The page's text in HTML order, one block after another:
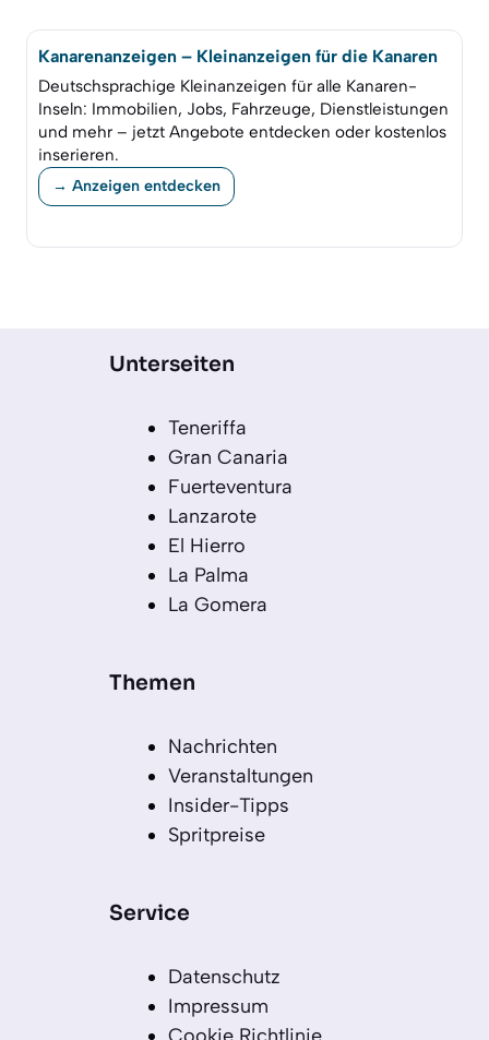
Kanarenanzeigen – Kleinanzeigen für die Kanaren
Deutschsprachige Kleinanzeigen für alle Kanaren-
Inseln: Immobilien, Jobs, Fahrzeuge, Dienstleistungen
und mehr – jetzt Angebote entdecken oder kostenlos
inserieren.
→ Anzeigen entdecken
Unterseiten
Teneriffa
Gran Canaria
Fuerteventura
Lanzarote
El Hierro
La Palma
La Gomera
Themen
Nachrichten
Veranstaltungen
Insider-Tipps
Spritpreise
Service
Datenschutz
Impressum